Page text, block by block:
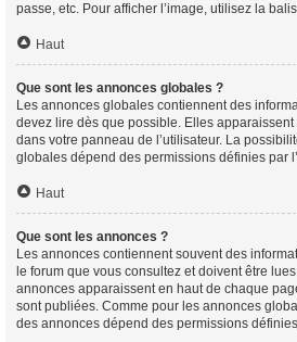
passe, etc. Pour afficher l’image, utilisez la
Haut
Que sont les annonces globales ?
Les annonces globales contiennent des
devez lire dès que possible. Elles
dans votre panneau de l’utilisateur. La
globales dépend des permissions définies par
Haut
Que sont les annonces ?
Les annonces contiennent souvent des
le forum que vous consultez et doivent être
annonces apparaissent en haut de chaque
sont publiées. Comme pour les annonces
des annonces dépend des permissions